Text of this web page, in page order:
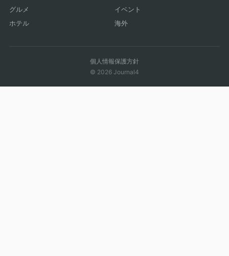
グルメ
イベント
ホテル
海外
個人情報保護方針
© 2026 Journal4